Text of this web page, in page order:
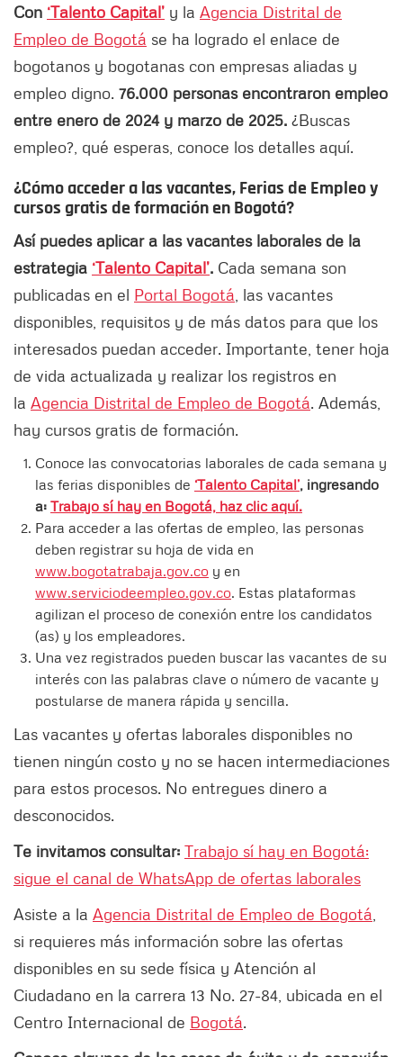
Con ‘Talento Capital’ y la Agencia Distrital de
Empleo de Bogotá se ha logrado el enlace de
bogotanos y bogotanas con empresas aliadas y
empleo digno. 76.000 personas encontraron empleo
entre enero de 2024 y marzo de 2025. ¿Buscas
empleo?, qué esperas, conoce los detalles aquí.
¿Cómo acceder a las vacantes, Ferias de Empleo y
cursos gratis de formación en Bogotá?
Así puedes aplicar a las vacantes laborales de la
estrategia ‘Talento Capital’. Cada semana son
publicadas en el Portal Bogotá , las vacantes
disponibles, requisitos y de más datos para que los
interesados puedan acceder. Importante, tener hoja
de vida actualizada y realizar los registros en
la Agencia Distrital de Empleo de Bogotá. Además,
hay cursos gratis de formación.
Conoce las convocatorias laborales de cada semana y
las ferias disponibles de ‘Talento Capital’, ingresando
a: Trabajo sí hay en Bogotá, haz clic aquí.
Para acceder a las ofertas de empleo, las personas
deben registrar su hoja de vida en
www.bogotatrabaja.gov.co y en
www.serviciodeempleo.gov.co. Estas plataformas
agilizan el proceso de conexión entre los candidatos
(as) y los empleadores.
Una vez registrados pueden buscar las vacantes de su
interés con las palabras clave o número de vacante y
postularse de manera rápida y sencilla.
Las vacantes y ofertas laborales disponibles no
tienen ningún costo y no se hacen intermediaciones
para estos procesos. No entregues dinero a
desconocidos.
Te invitamos consultar: Trabajo sí hay en Bogotá:
sigue el canal de WhatsApp de ofertas laborales
Asiste a la Agencia Distrital de Empleo de Bogotá
si requieres más información sobre las ofertas
disponibles en su sede física y Atención al
Ciudadano en la carrera 13 No. 27-84, ubicada en el
Centro Internacional de Bogotá.